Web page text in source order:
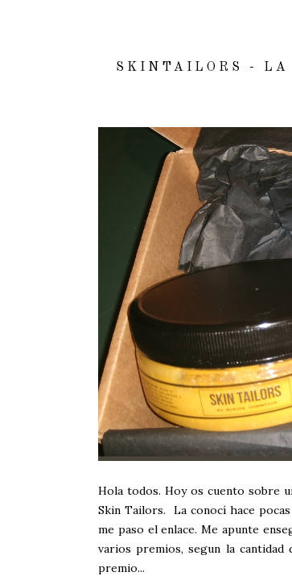
SKINTAILORS - LA
Hola todos. Hoy os cuento sobre
Skin Tailors. La conocí hace
me paso el enlace. Me apunte
varios premios, segun la
premio...